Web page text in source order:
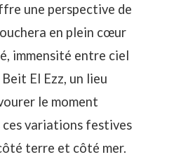
une perspective de
en plein cœur
immensité entre ciel
El Ezz, un lieu
le moment
ces variations festives
terre et côté mer.